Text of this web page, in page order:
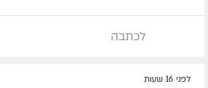
לכתבה
לפני 16 שעות